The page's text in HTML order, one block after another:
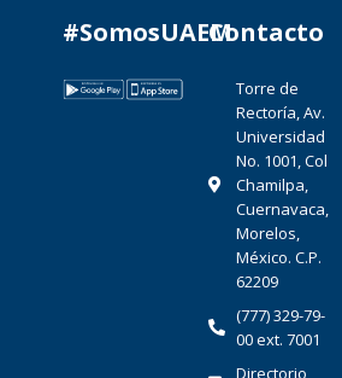
#SomosUAEMContacto​
Torre de
Rectoría, Av.
Universidad
No. 1001, Col
Chamilpa,
Cuernavaca,
Morelos,
México. C.P.
62209
(777) 329-79-
00 ext. 7001
Directorio